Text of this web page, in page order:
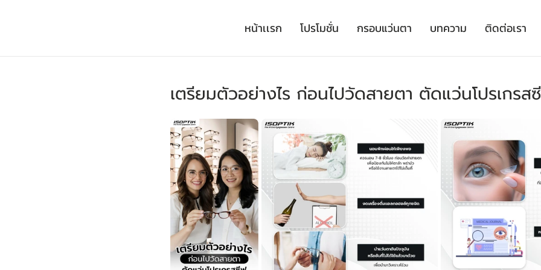
หน้าเเรก โปรโมชั่น กรอบแว่นตา บทความ ติดต่อเรา
เตรียมตัวอย่างไร ก่อนไปวัดสายตา ตัดแว่นโปรเกรส